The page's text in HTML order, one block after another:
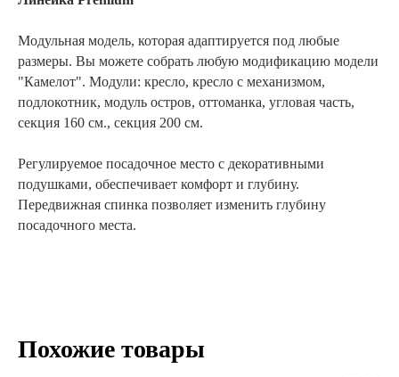
Модульная модель, которая адаптируется под любые
размеры. Вы можете собрать любую модификацию модели
"Камелот". Модули: кресло, кресло с механизмом,
подлокотник, модуль остров, оттоманка, угловая часть,
секция 160 см., секция 200 см.
Регулируемое посадочное место с декоративными
подушками, обеспечивает комфорт и глубину.
Передвижная спинка позволяет изменить глубину
посадочного места.
Похожие товары